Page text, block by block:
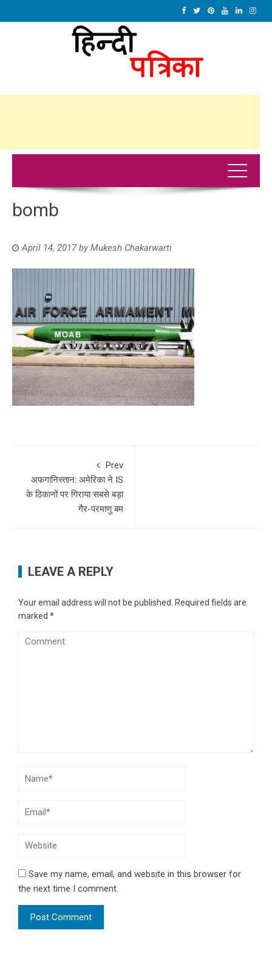
bomb
April 14, 2017by Mukesh Chakarwarti
Prev
अफगानिस्तान: अमेरिका ने IS
के ठिकानों पर गिराया सबसे बड़ा
गैर-परमाणु बम
LEAVE A REPLY
Your email address will not be published.
Required fields are
marked *
Save my name, email, and website in this browser for
the next time I comment.